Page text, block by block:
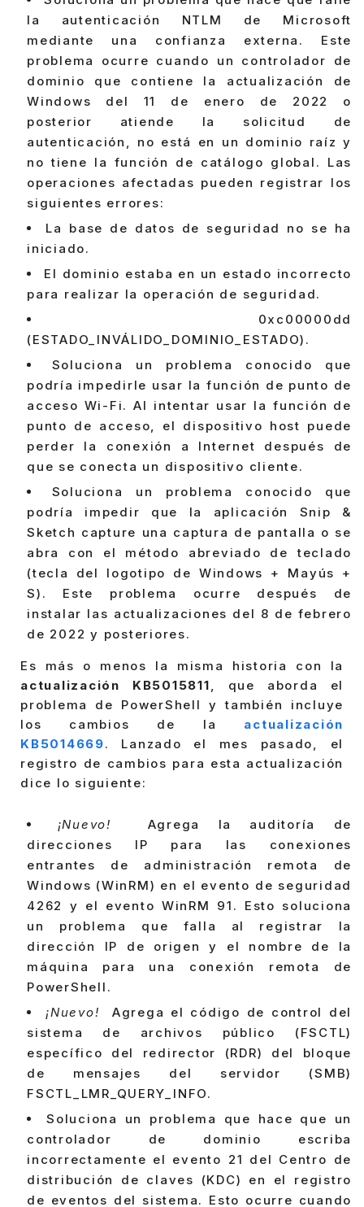
la autenticación NTLM de Microsoft
mediante una confianza externa. Este
problema ocurre cuando un controlador de
dominio que contiene la actualización de
Windows del 11 de enero de 2022 o
posterior atiende la solicitud de
autenticación, no está en un dominio raíz y
no tiene la función de catálogo global. Las
operaciones afectadas pueden registrar los
siguientes errores:
La base de datos de seguridad no se ha
iniciado.
El dominio estaba en un estado incorrecto
para realizar la operación de seguridad.
0xc00000dd
(ESTADO_INVÁLIDO_DOMINIO_ESTADO).
Soluciona un problema conocido que
podría impedirle usar la función de punto de
acceso Wi-Fi. Al intentar usar la función de
punto de acceso, el dispositivo host puede
perder la conexión a Internet después de
que se conecta un dispositivo cliente.
Soluciona un problema conocido que
podría impedir que la aplicación Snip &
Sketch capture una captura de pantalla o se
abra con el método abreviado de teclado
(tecla del logotipo de Windows + Mayús +
S). Este problema ocurre después de
instalar las actualizaciones del 8 de febrero
de 2022 y posteriores.
Es más o menos la misma historia con la
actualización KB5015811, que aborda el
problema de PowerShell y también incluye
los cambios de la actualización
KB5014669. Lanzado el mes pasado, el
registro de cambios para esta actualización
dice lo siguiente:
¡Nuevo!
Agrega la auditoría de
direcciones IP para las conexiones
entrantes de administración remota de
Windows (WinRM) en el evento de seguridad
4262 y el evento WinRM 91. Esto soluciona
un problema que falla al registrar la
dirección IP de origen y el nombre de la
máquina para una conexión remota de
PowerShell.
¡Nuevo!
Agrega el código de control del
sistema de archivos público (FSCTL)
específico del redirector (RDR) del bloque
de mensajes del servidor (SMB)
FSCTL_LMR_QUERY_INFO.
Soluciona un problema que hace que un
controlador de dominio escriba
incorrectamente el evento 21 del Centro de
distribución de claves (KDC) en el registro
de eventos del sistema. Esto ocurre cuando